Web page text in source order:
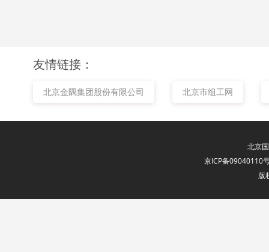
友情链接：
北京金隅集团股份有限公司 北京市组工网
北京
京ICP备09040110
版